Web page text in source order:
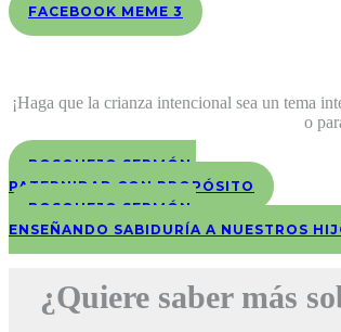
FACEBOOK MEME 3
¡Haga que la crianza intencional sea un tema
o
BOSQUEJO SERMÓN:
PATERNIDAD CON PROPÓSITO
BOSQUEJO SERMÓN:
ENSEÑANDO SABIDURÍA A NUESTROS
¿Quiere saber más